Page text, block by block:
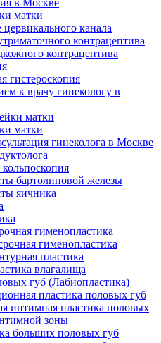
в Москве
матки
канала
контрацептива
контрацептива
гистероскопия
к врачу гинекологу в
матки
матки
гинеколога в Москве
бартолиновой железы
яичника
гименопластика
гименопластика
пластика
влагалища
губ (Лабиопластика)
пластика половых губ
интимная пластика половых
зоны
больших половых губ